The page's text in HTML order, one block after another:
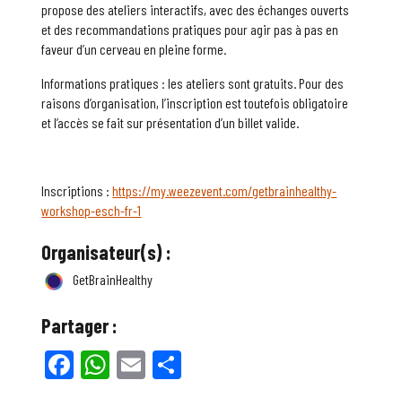
propose des ateliers interactifs, avec des échanges ouverts
et des recommandations pratiques pour agir pas à pas en
faveur d’un cerveau en pleine forme.
Informations pratiques : les ateliers sont gratuits. Pour des
raisons d’organisation, l’inscription est toutefois obligatoire
et l’accès se fait sur présentation d’un billet valide.
Inscriptions :https://my.weezevent.com/getbrainhealthy-
workshop-esch-fr-1
Organisateur(s) :
GetBrainHealthy
Partager :
Facebook
WhatsApp
Email